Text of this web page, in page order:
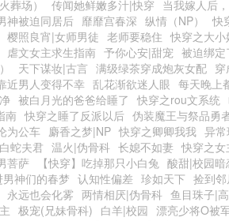
葬场）
传闻她鲜嫩多汁|快穿 当我嫁人后
神被迫同居后 靡靡宫春深 纵情（NP） 快
樱照良宵|女师男徒 老师要稳住 快穿之大
虐文女主求生指南 予你心安|甜宠 被迫绑定
天下谋妆|古言 满级绿茶穿成炮灰女配
近男人变得不幸 乱花渐欲迷人眼 每天晚上
被白月光的爸爸给睡了 快穿之rou文系统
南 快穿之睡了反派以后 伪装魔王与祭品勇
为公车 麝香之梦|NP 快穿之卿卿我我 异
白蛇夫君 温火|伪骨科 长媳不如妻 快穿之女
菩萨 【快穿】吃掉那只小白兔 酸甜|校园暗
神们的春梦 认知性偏差 珍如天下 捡到
永远也会化雾 两情相厌|伪骨科 鱼目珠子|
极宠(兄妹骨科) 白羊|校园 漂亮少将O被